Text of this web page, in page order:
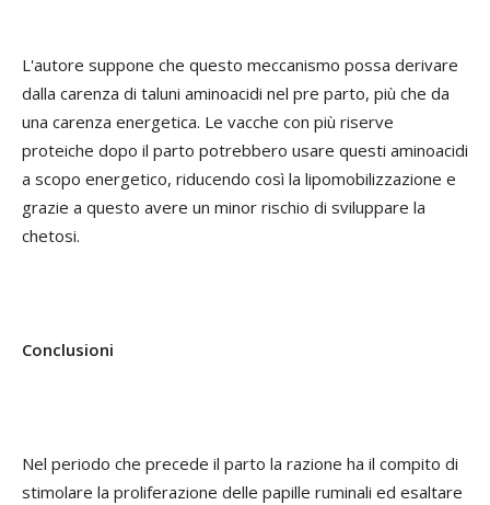
L'autore suppone che questo meccanismo possa derivare
dalla carenza di taluni aminoacidi nel pre parto, più che da
una carenza energetica. Le vacche con più riserve
proteiche dopo il parto potrebbero usare questi aminoacidi
a scopo energetico, riducendo così la lipomobilizzazione e
grazie a questo avere un minor rischio di sviluppare la
chetosi.
Conclusioni
Nel periodo che precede il parto la razione ha il compito di
stimolare la proliferazione delle papille ruminali ed esaltare